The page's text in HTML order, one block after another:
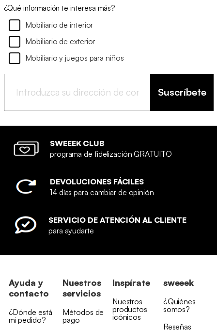
¿Qué información te interesa más?
Mobiliario de interior
Mobiliario de exterior
Mobiliario y juegos para niños
Suscríbete
SWEEEK CLUB
programa de fidelización GRATUITO
DEVOLUCIONES FÁCILES
14 días para cambiar de opinión
SERVICIO DE ATENCIÓN AL CLIENTE
para ayudarte
Ayuda y
contacto
¿Dónde está
mi pedido?
Nuestros
servicios
Métodos de
pago
Inspírate
Nuestros
productos
icónicos
sweeek
¿Quiénes
somos?
Reseñas